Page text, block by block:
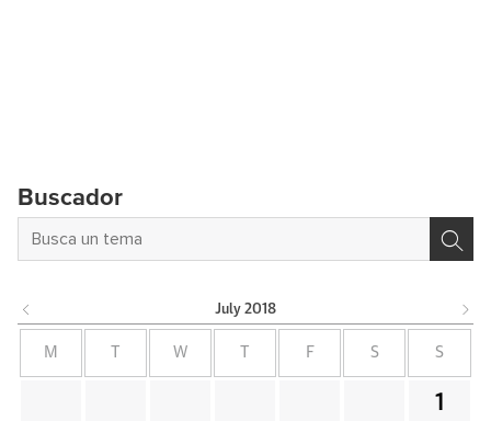
Buscador
July 2018
M W F S S
1